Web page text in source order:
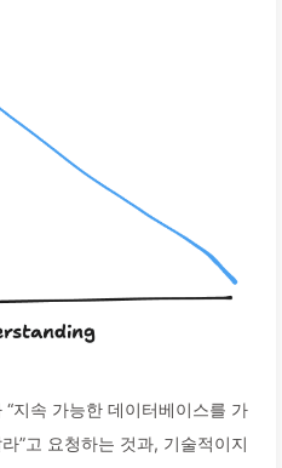
지속 가능한 데이터베이스를 가
”고 요청하는 것과, 기술적이지